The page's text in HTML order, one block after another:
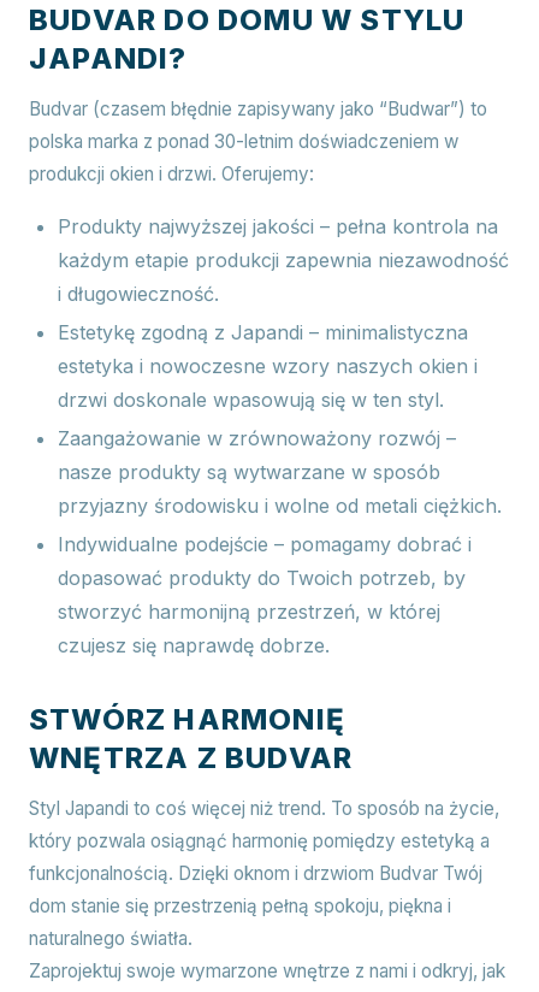
BUDVAR DO DOMU W STYLU
JAPANDI?
Budvar (czasem błędnie zapisywany jako “Budwar”) to
polska marka z ponad 30-letnim doświadczeniem w
produkcji okien i drzwi. Oferujemy:
Produkty najwyższej jakości – pełna kontrola na
każdym etapie produkcji zapewnia niezawodność
i długowieczność.
Estetykę zgodną z Japandi – minimalistyczna
estetyka i nowoczesne wzory naszych okien i
drzwi doskonale wpasowują się w ten styl.
Zaangażowanie w zrównoważony rozwój –
nasze produkty są wytwarzane w sposób
przyjazny środowisku i wolne od metali ciężkich.
Indywidualne podejście – pomagamy dobrać i
dopasować produkty do Twoich potrzeb, by
stworzyć harmonijną przestrzeń, w której
czujesz się naprawdę dobrze.
STWÓRZ HARMONIĘ
WNĘTRZA Z BUDVAR
Styl Japandi to coś więcej niż trend. To sposób na życie,
który pozwala osiągnąć harmonię pomiędzy estetyką a
funkcjonalnością. Dzięki oknom i drzwiom Budvar Twój
dom stanie się przestrzenią pełną spokoju, piękna i
naturalnego światła.
Zaprojektuj swoje wymarzone wnętrze z nami i odkryj, jak